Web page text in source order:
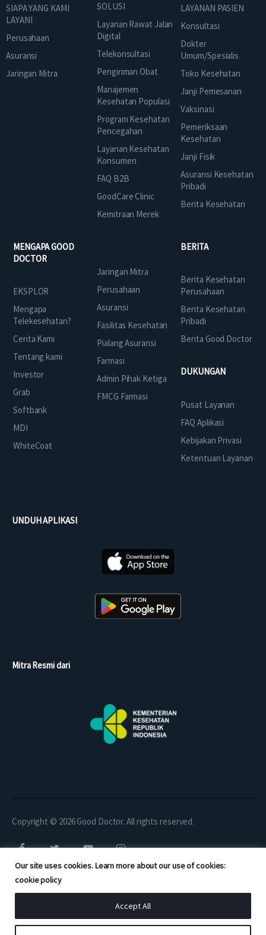
Our site uses cookies. Learn more about our use of cookies:
cookie policy
Accept All
SIAPA YANG KAMI
LAYANI
Perusahaan
Asuransi
Jaringan Mitra
SOLUSI
Layanan Rawat Jalan
Digital
Telekonsultasi
Pengiriman Obat
Manajemen
Kesehatan Populasi
Program Kesehatan
Pencegahan
Layanan Kesehatan
Konsumen
FAQ B2B
GoodCare Clinic
Kemitraan Merek
LAYANAN PASIEN
Konsultasi
Dokter
Umum/Spesialis
Toko Kesehatan
Janji Pemesanan
Vaksinasi
Pemeriksaan
Kesehatan
Janji Fisik
Asuransi Kesehatan
Pribadi
Berita Kesehatan
MENGAPA GOOD
DOCTOR
EKSPLOR
Mengapa
Telekesehatan?
Cerita Kami
Tentang kami
Investor
Grab
Softbank
MDI
WhiteCoat
Jaringan Mitra
Perusahaan
Asuransi
Fasilitas Kesehatan
Pialang Asuransi
Farmasi
Admin Pihak Ketiga
FMCG Farmasi
BERITA
Berita Kesehatan
Perusahaan
Berita Kesehatan
Pribadi
Berita Good Doctor
DUKUNGAN
Pusat Layanan
FAQ Aplikasi
Kebijakan Privasi
Ketentuan Layanan
UNDUH APLIKASI
Mitra Resmi dari
Copyright © 2026 Good Doctor. All rights reserved.